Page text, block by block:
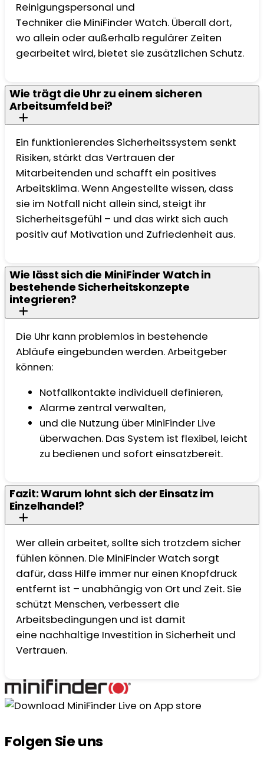
Reinigungspersonal und
Techniker die MiniFinder Watch. Überall dort,
wo allein oder außerhalb regulärer Zeiten
gearbeitet wird, bietet sie zusätzlichen Schutz.
Wie trägt die Uhr zu einem sicheren
Arbeitsumfeld bei?
Ein funktionierendes Sicherheitssystem senkt
Risiken, stärkt das Vertrauen der
Mitarbeitenden und schafft ein positives
Arbeitsklima. Wenn Angestellte wissen, dass
sie im Notfall nicht allein sind, steigt ihr
Sicherheitsgefühl – und das wirkt sich auch
positiv auf Motivation und Zufriedenheit aus.
Wie lässt sich die MiniFinder Watch in
bestehende Sicherheitskonzepte
integrieren?
Die Uhr kann problemlos in bestehende
Abläufe eingebunden werden. Arbeitgeber
können:
Notfallkontakte individuell definieren,
Alarme zentral verwalten,
und die Nutzung über MiniFinder Live
überwachen. Das System ist flexibel, leicht
zu bedienen und sofort einsatzbereit.
Fazit: Warum lohnt sich der Einsatz im
Einzelhandel?
Wer allein arbeitet, sollte sich trotzdem sicher
fühlen können. Die MiniFinder Watch sorgt
dafür, dass Hilfe immer nur einen Knopfdruck
entfernt ist – unabhängig von Ort und Zeit. Sie
schützt Menschen, verbessert die
Arbeitsbedingungen und ist damit
eine nachhaltige Investition in Sicherheit und
Vertrauen.
Folgen Sie uns